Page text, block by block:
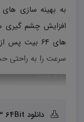
به بهینه سازی های
افزایش چشم گیری
های ۶۴ بیت
سرعت را به راحتی
دانلود Adobe Premiere Pro 2023 64Bit